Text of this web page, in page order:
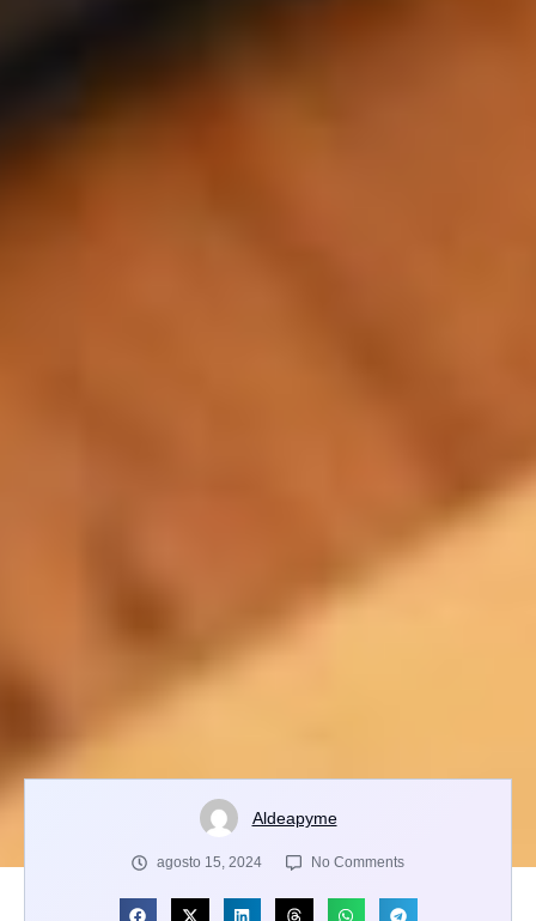
Aldeapyme
agosto 15, 2024 No Comments